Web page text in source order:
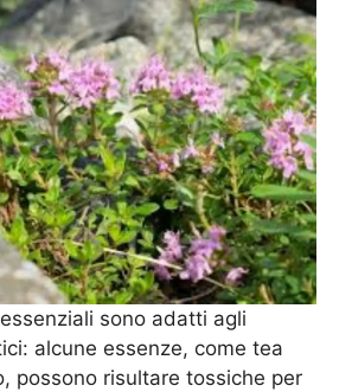
sono adatti agli
alcune essenze, come tea
possono risultare tossiche per